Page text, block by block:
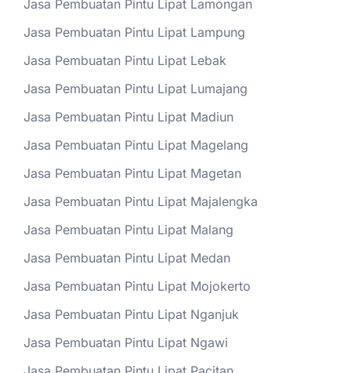
Jasa Pembuatan Pintu Lipat Lamongan
Jasa Pembuatan Pintu Lipat Lampung
Jasa Pembuatan Pintu Lipat Lebak
Jasa Pembuatan Pintu Lipat Lumajang
Jasa Pembuatan Pintu Lipat Madiun
Jasa Pembuatan Pintu Lipat Magelang
Jasa Pembuatan Pintu Lipat Magetan
Jasa Pembuatan Pintu Lipat Majalengka
Jasa Pembuatan Pintu Lipat Malang
Jasa Pembuatan Pintu Lipat Medan
Jasa Pembuatan Pintu Lipat Mojokerto
Jasa Pembuatan Pintu Lipat Nganjuk
Jasa Pembuatan Pintu Lipat Ngawi